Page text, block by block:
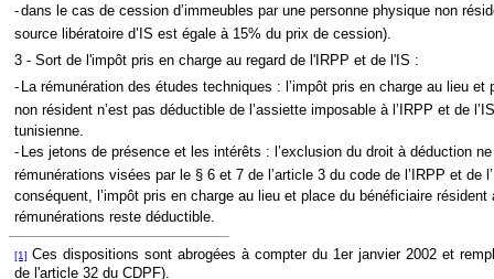
-dans le cas de cession d’immeubles par une personne physique non
source libératoire d’IS est égale à 15% du prix de cession).
3 - Sort de l'impôt pris en charge au regard de l'IRPP et de l'IS :
- La rémunération des études techniques : l’impôt pris en charge au lieu et
non résident n’est pas déductible de l’assiette imposable à l’IRPP et de
tunisienne.
- Les jetons de présence et les intérêts : l’exclusion du droit à déduction
rémunérations visées par le § 6 et 7 de l’article 3 du code de l’IRPP et de
conséquent, l’impôt pris en charge au lieu et place du bénéficiaire résident
rémunérations reste déductible.
[1] Ces dispositions sont abrogées à compter du 1er janvier 2002 et
de l'article 32 du CDPF).